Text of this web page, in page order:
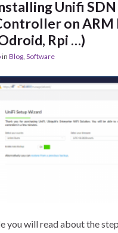
Unifi SDN
on ARM
Rpi …)
in Blog Software
you will read about the